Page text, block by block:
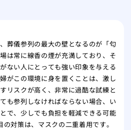
ご
集
身
る
御
る？
葬儀参列の最大の壁となるのが「匂
は常に線香の煙が充満しており、そ
ない人にとっても強い印象を与える
がこの環境に身を置くことは、激し
リスクが高く、非常に過酷な試練と
も参列しなければならない場合、い
で、少しでも負担を軽減できる可能
対策は、マスクの二重着用です。